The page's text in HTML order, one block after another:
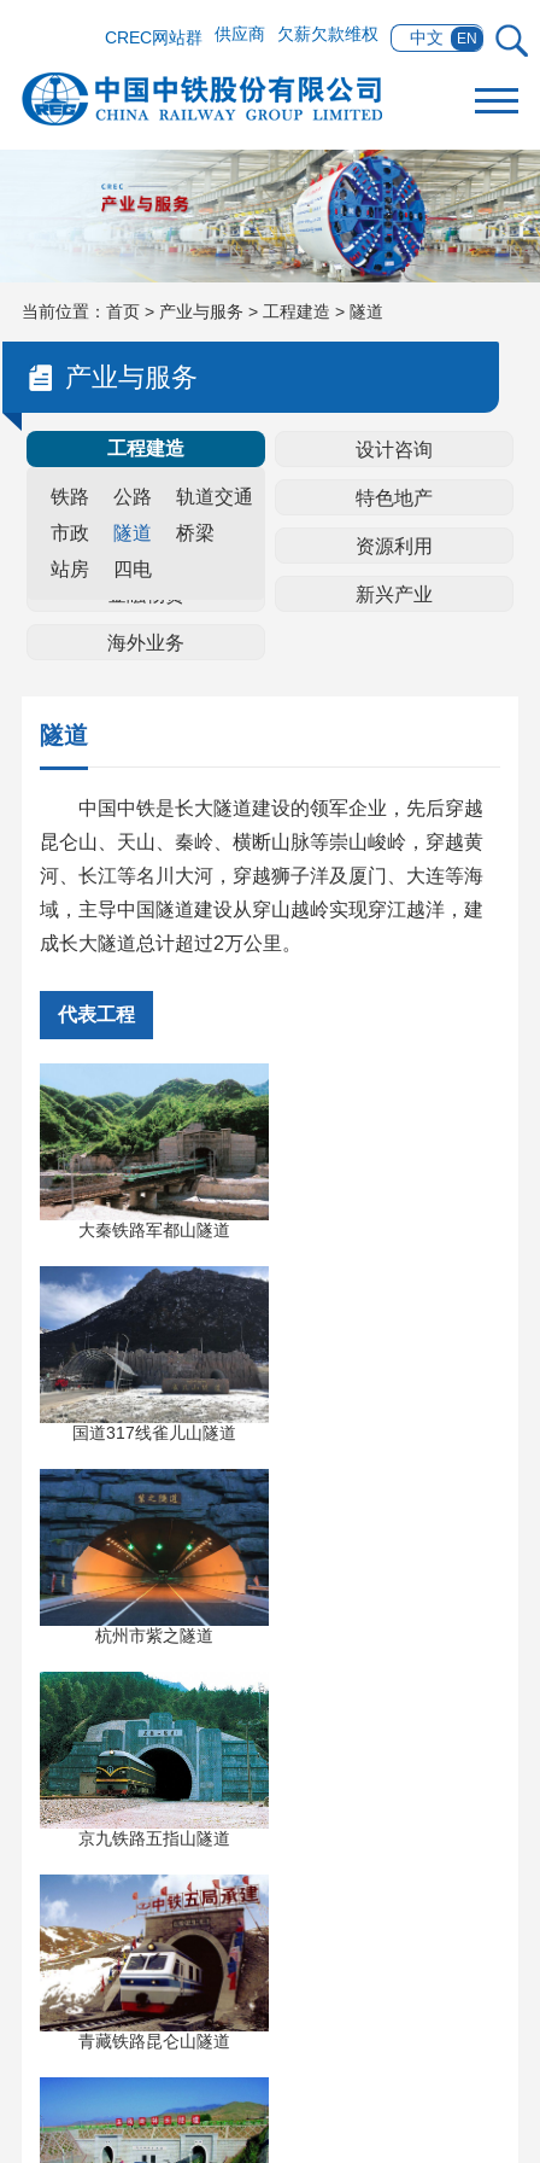
中文 EN
欠薪欠款维权
供应商
CREC网站群
当前位置： 首页> 产业与服务 > 工程建造 > 隧道
产业与服务
工程建造
铁路 公路
轨道交通
市政
隧道
桥梁
站房
四电
设计咨询
装备制造 特色地产
资产经营 资源利用
新兴产业
海外业务
隧道
中国中铁是长大隧道建设的领军企业，先后穿越
昆仑山、天山、秦岭、横断山脉等崇山峻岭，穿越黄
河、长江等名川大河，穿越狮子洋及厦门、大连等海
域，主导中国隧道建设从穿山越岭实现穿江越洋，建
成长大隧道总计超过2万公里。
代表工程
大秦铁路军都山隧道
国道317线雀儿山隧道
杭州市紫之隧道
京九铁路五指山隧道
青藏铁路昆仑山隧道